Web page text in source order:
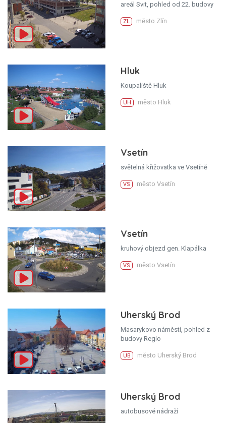
areál Svit, pohled od 22. budovy
ZL město Zlín
Hluk
Koupaliště Hluk
UH město Hluk
Vsetín
světelná křižovatka ve Vsetíně
VS město Vsetín
Vsetín
kruhový objezd gen. Klapálka
VS město Vsetín
Uherský Brod
Masarykovo náměstí, pohled z
budovy Regio
UB město Uherský Brod
Uherský Brod
autobusové nádraží